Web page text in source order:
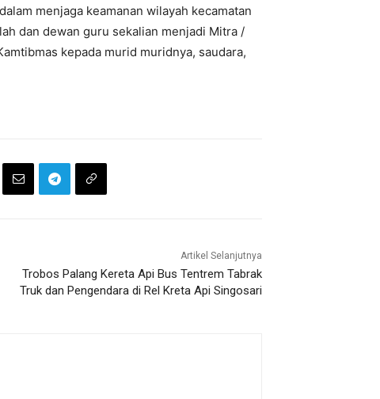
menjaga keamanan wilayah kecamatan
dan dewan guru sekalian menjadi Mitra /
kepada murid muridnya, saudara,
Artikel Selanjutnya
Trobos Palang Kereta Api Bus Tentrem Tabrak
Truk dan Pengendara di Rel Kreta Api Singosari